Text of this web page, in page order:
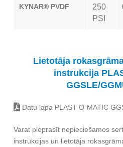
KYNAR® PVDF
250
PSI
Lietotāja
instrukcija
GGSLE/
Datu lapa PLAST-O-MATIC
Varat pieprasīt nepieciešamos
instrukcijas un lietotāja